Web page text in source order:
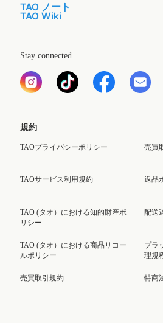
TAO ノート
TAO Wiki
Stay connected
規約
TAOプライバシーポリシー
TAOサービス利用規約
TAO (タオ）における知的財産ポ
リシー
TAO (タオ）における商品リコー
ルポリシー
売買取引規約
売買
返品
配送
プラ
理規
特商